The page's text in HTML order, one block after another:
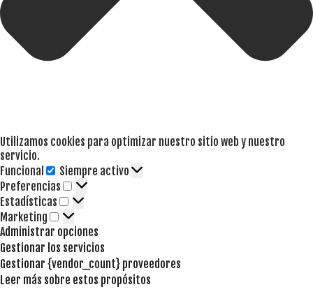
Utilizamos cookies para optimizar nuestro sitio web y nuestro
servicio.
Funcional
Funcional
Siempre activo
Preferencias
Preferencias
Estadísticas Estadísticas
Marketing Marketing
Administrar opciones
Gestionar los servicios
Gestionar {vendor_count} proveedores
Leer más sobre estos propósitos